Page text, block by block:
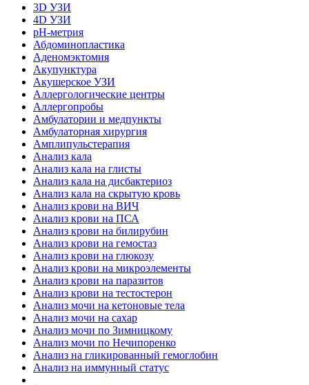
3D УЗИ
4D УЗИ
pH-метрия
Абдоминопластика
Аденомэктомия
Акупунктура
Акушерское УЗИ
Аллергологические центры
Аллергопробы
Амбулатории и медпункты
Амбулаторная хирургия
Амплипульстерапия
Анализ кала
Анализ кала на глисты
Анализ кала на дисбактериоз
Анализ кала на скрытую кровь
Анализ крови на ВИЧ
Анализ крови на ПСА
Анализ крови на билирубин
Анализ крови на гемостаз
Анализ крови на глюкозу
Анализ крови на микроэлементы
Анализ крови на паразитов
Анализ крови на тестостерон
Анализ мочи на кетоновые тела
Анализ мочи на сахар
Анализ мочи по Зимницкому
Анализ мочи по Нечипоренко
Анализ на гликированный гемоглобин
Анализ на иммунный статус